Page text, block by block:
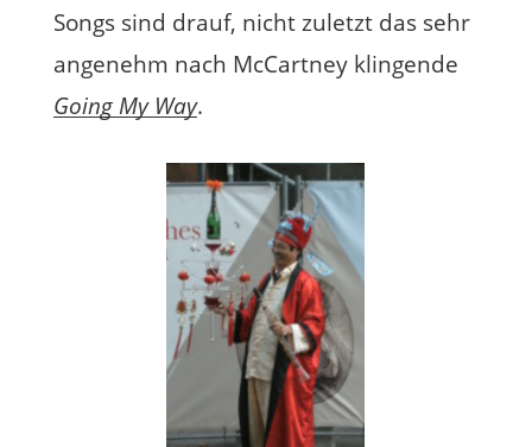
Songs sind drauf, nicht zuletzt das sehr
angenehm nach McCartney klingende
Going My Way.